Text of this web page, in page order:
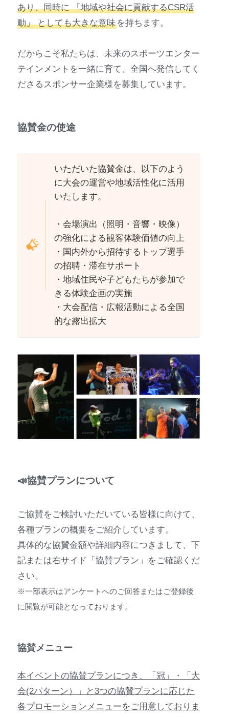
あり、同時に 「地域や社会に貢献するCSR活
動」 としても大きな意味 を持ちます。
だからこそ私たちは、未来のスポーツエンター
テインメントを一緒に育て、全国へ発信してく
ださるスポンサー企業様を募集しています。
協賛金の使途
いただいた協賛金は、以下のよう
に大会の運営や地域活性化に活用
いたします。
・会場演出（照明・音響・映像）
の強化による観客体験価値の向上
・国内外から招待するトップ選手
の招聘・滞在サポート
・地域住民や子どもたちが参加で
きる体験企画の実施
・大会配信・広報活動による全国
的な露出拡大
📣協賛プランについて
ご協賛をご検討いただいている皆様に向けて、
各種プランの概要をご紹介しています。
具体的な協賛金額や詳細内容につきまして、下
記または右サイド「協賛プラン」をご確認くだ
さい。
※一部表示はアンケートへのご回答またはご登録後
に閲覧が可能となっております。
協賛メニュー
本イベントの協賛プランにつき、「冠」・「大
会(2パターン）」と3つの協賛プランに応じた
各プロモーションメニューをご用意しておりま